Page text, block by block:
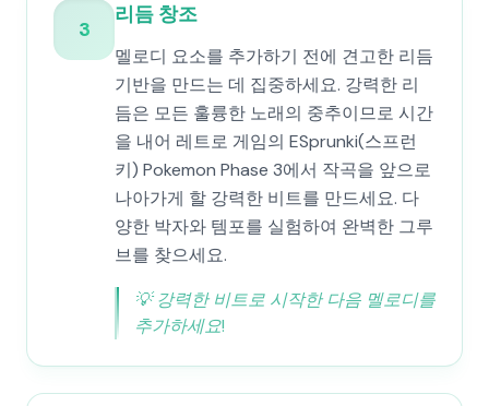
3
리듬 창조
멜로디 요소를 추가하기 전에 견고한 리듬
기반을 만드는 데 집중하세요. 강력한 리
듬은 모든 훌륭한 노래의 중추이므로 시간
을 내어 레트로 게임의 ESprunki(스프런
키) Pokemon Phase 3에서 작곡을 앞으로
나아가게 할 강력한 비트를 만드세요. 다
양한 박자와 템포를 실험하여 완벽한 그루
브를 찾으세요.
💡강력한 비트로 시작한 다음 멜로디를
추가하세요!